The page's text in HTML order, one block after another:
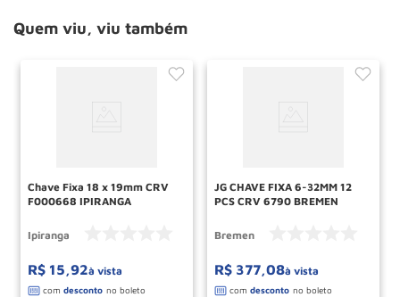
Quem viu, viu também
Chave Fixa 18 x 19mm CRV
F000668 IPIRANGA
Ipiranga
R$ 15,92à vista
JG CHAVE FIXA 6-32MM 12
PCS CRV 6790 BREMEN
Bremen
R$ 377,08à vista